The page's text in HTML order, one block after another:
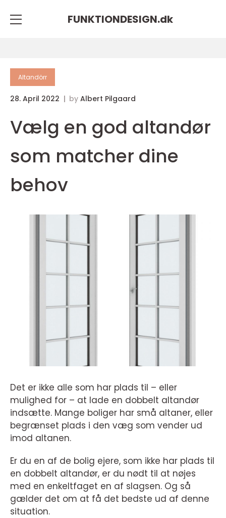
FUNKTIONDESIGN.dk
Altandörr
28. April 2022 by Albert Pilgaard
Vælg en god altandør
som matcher dine
behov
Det er ikke alle som har plads til – eller
mulighed for – at lade en dobbelt altandør
indsætte. Mange boliger har små altaner, eller
begrænset plads i den væg som vender ud
imod altanen.
Er du en af de bolig ejere, som ikke har plads til
en dobbelt altandør, er du nødt til at nøjes
med en enkeltfaget en af slagsen. Og så
gælder det om at få det bedste ud af denne
situation.